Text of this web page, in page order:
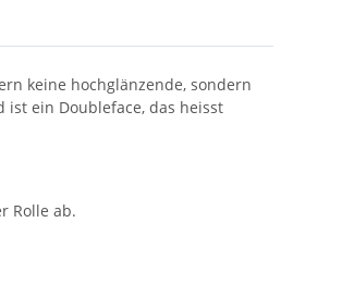
keine hochglänzende, sondern
ein Doubleface, das heisst
Rolle ab.